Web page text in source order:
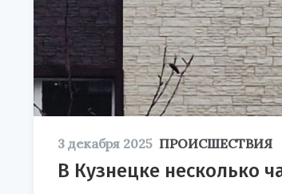
3 декабря 2025 ПРОИСШЕСТВИЯ
В Кузнецке несколько